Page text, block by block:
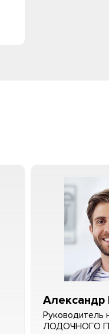
Александр
Руководитель
ЛОДОЧНОГО